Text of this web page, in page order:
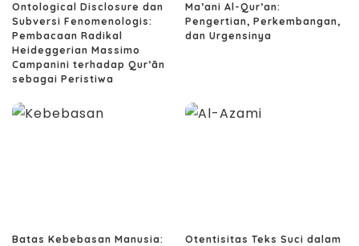
Ontological Disclosure dan
Subversi Fenomenologis:
Pembacaan Radikal
Heideggerian Massimo
Campanini terhadap Qur’ān
sebagai Peristiwa
Ma’ani Al-Qur’an:
Pengertian, Perkembangan,
dan Urgensinya
Batas Kebebasan Manusia:
Otentisitas Teks Suci dalam